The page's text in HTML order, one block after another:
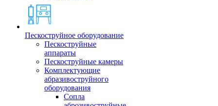
Пескоструйное оборудование
Пескоструйные
аппараты
Пескоструйные камеры
Комплектующие
абразивоструйного
оборудования
Сопла